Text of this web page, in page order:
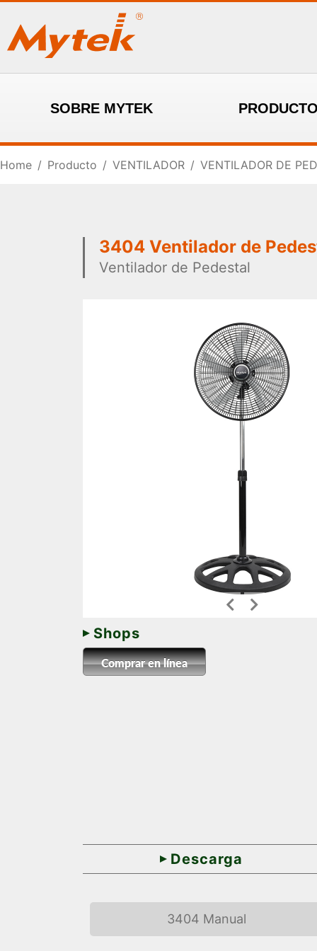
SOBRE MYTEK PRODUCTO
Home / Producto / VENTILADOR / VENTILADOR DE
3404 Ventilador de
Ventilador de Pedestal
Shops
Comprar en línea
Descarga
3404 Manual